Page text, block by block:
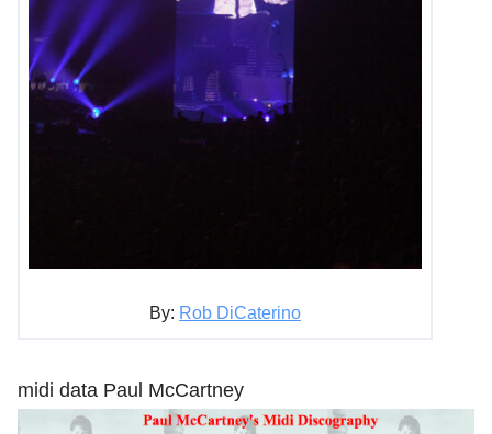
By: Rob DiCaterino
midi data Paul McCartney